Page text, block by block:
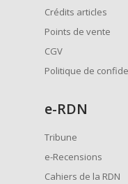
Crédits articles
Points de vente
CGV
Politique de
e-RDN
Tribune
e-Recensions
Cahiers de la RDN